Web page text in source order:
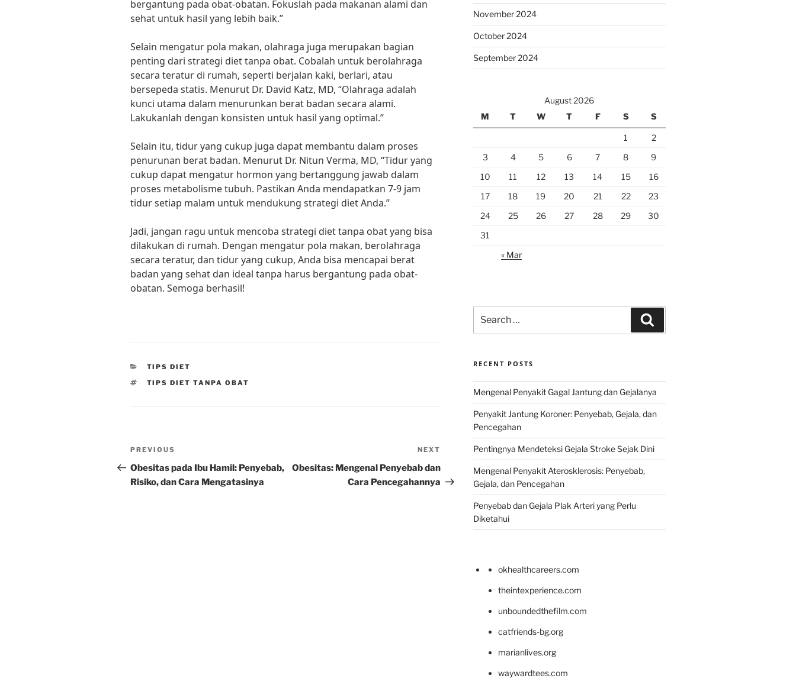
bergantung pada obat-obatan. Fokuslah pada makanan alami dan
sehat untuk hasil yang lebih baik.”
Selain mengatur pola makan, olahraga juga merupakan bagian
penting dari strategi diet tanpa obat. Cobalah untuk berolahraga
secara teratur di rumah, seperti berjalan kaki, berlari, atau
bersepeda statis. Menurut Dr. David Katz, MD, “Olahraga adalah
kunci utama dalam menurunkan berat badan secara alami.
Lakukanlah dengan konsisten untuk hasil yang optimal.”
Selain itu, tidur yang cukup juga dapat membantu dalam proses
penurunan berat badan. Menurut Dr. Nitun Verma, MD, “Tidur yang
cukup dapat mengatur hormon yang bertanggung jawab dalam
proses metabolisme tubuh. Pastikan Anda mendapatkan 7-9 jam
tidur setiap malam untuk mendukung strategi diet Anda.”
Jadi, jangan ragu untuk mencoba strategi diet tanpa obat yang bisa
dilakukan di rumah. Dengan mengatur pola makan, berolahraga
secara teratur, dan tidur yang cukup, Anda bisa mencapai berat
badan yang sehat dan ideal tanpa harus bergantung pada obat-
obatan. Semoga berhasil!
CATEGORIES
TIPS DIET
TAGS
TIPS DIET TANPA OBAT
Post
navigation
Previous
Post
PREVIOUS
Obesitas pada Ibu Hamil: Penyebab,
Risiko, dan Cara Mengatasinya
Post
NEXT
Obesitas: Mengenal Penyebab dan
Cara Pencegahannya
November 2024
October 2024
September 2024
August 2026
M
T W T F S S
1
2
3
4 5 6 7 8
9
10
11 12 13 14 15
16
17
18 19 20 21 22
23
24
25 26 27 28 29
30
31
« Mar
for:
RECENT POSTS
Mengenal Penyakit Gagal Jantung dan Gejalanya
Penyakit Jantung Koroner: Penyebab, Gejala, dan
Pencegahan
Pentingnya Mendeteksi Gejala Stroke Sejak Dini
Mengenal Penyakit Aterosklerosis: Penyebab,
Gejala, dan Pencegahan
Penyebab dan Gejala Plak Arteri yang Perlu
Diketahui
okhealthcareers.com
theintexperience.com
unboundedthefilm.com
catfriends-bg.org
marianlives.org
waywardtees.com